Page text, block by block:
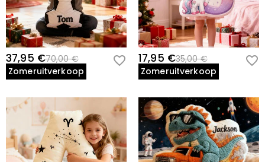
37,95 €70,00 €
Zomeruitverkoop
17,95 €35,00 €
Zomeruitverkoop